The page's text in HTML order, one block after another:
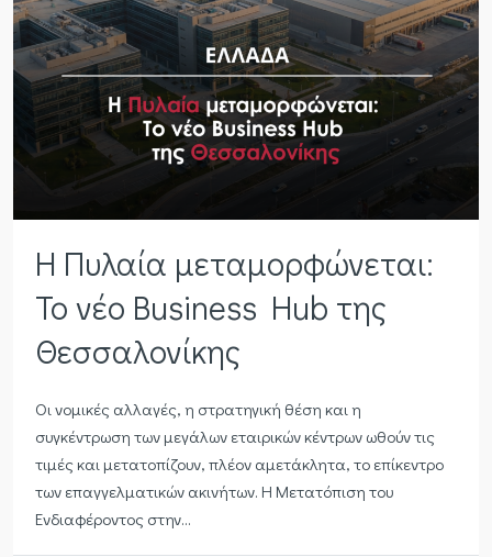
Η Πυλαία μεταμορφώνεται:
Το νέο Business Hub της
Θεσσαλονίκης
Οι νομικές αλλαγές, η στρατηγική θέση και η
συγκέντρωση των μεγάλων εταιρικών κέντρων ωθούν τις
τιμές και μετατοπίζουν, πλέον αμετάκλητα, το επίκεντρο
των επαγγελματικών ακινήτων. Η Μετατόπιση του
Ενδιαφέροντος στην...